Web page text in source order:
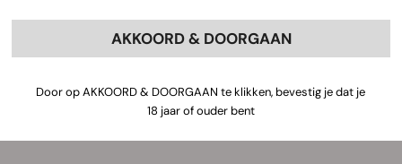
de groei verlopen zoals gepland. Gebruik onze
kweekverslagen als referentiekader voor je
AKKOORD & DOORGAAN
Door op AKKOORD & DOORGAAN te klikken, bevestig je dat je
18 jaar of ouder bent